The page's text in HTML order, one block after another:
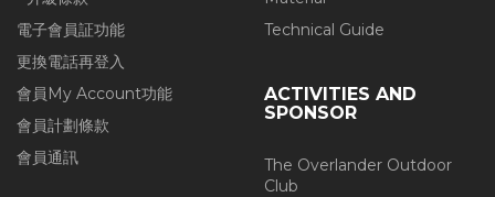
電子會員証功能
更換電話再登入
會員My Account功能
會員計劃條款
會員通訊
Technical Guide
ACTIVITIES AND
SPONSOR
The Overlander Outdoor
Club